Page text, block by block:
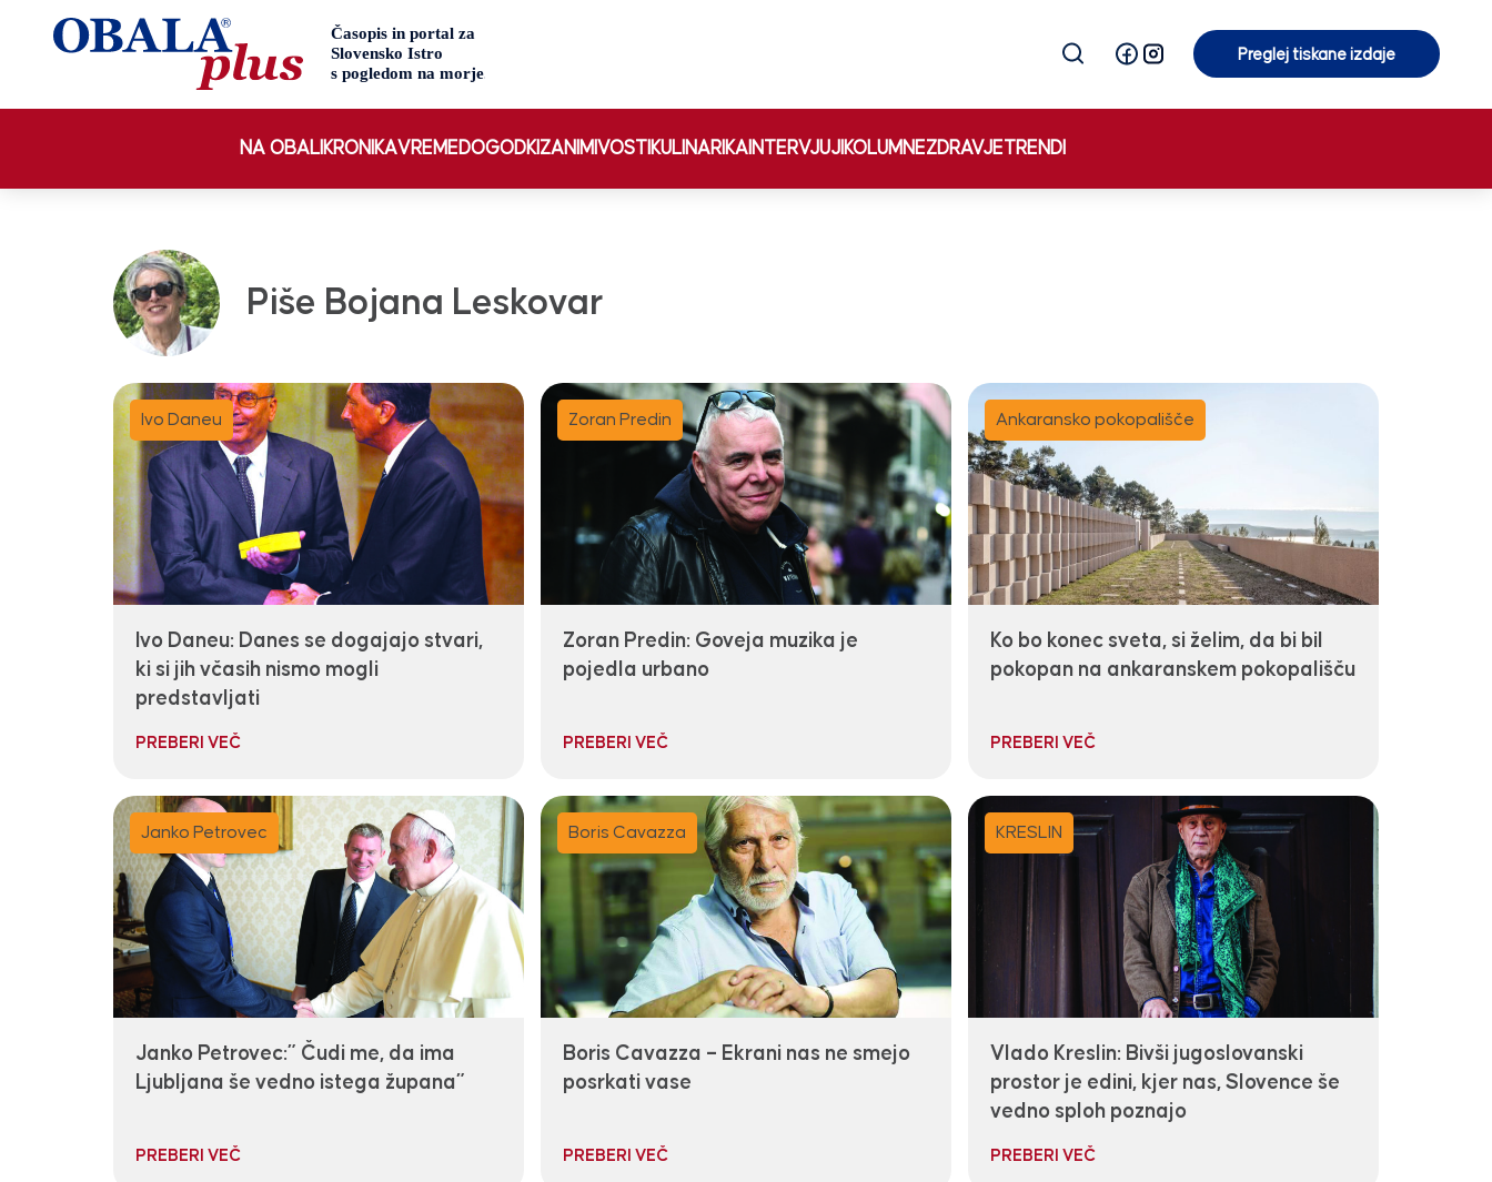
Preglej tiskane izdaje
NA OBALI KRONIKAVREMEDOGODKIZANIMIVOSTI KULINARIKA INTERVJUJI KOLUMNEZDRAVJETRENDI
Piše Bojana Leskovar
Ivo Daneu
Ivo Daneu: Danes se dogajajo stvari,
ki si jih včasih nismo mogli
predstavljati
PREBERI VEČ
Zoran Predin
Zoran Predin: Goveja muzika je
pojedla urbano
PREBERI VEČ
Ankaransko pokopališče
Ko bo konec sveta, si želim, da bi bil
pokopan na ankaranskem pokopališču
PREBERI VEČ
Janko Petrovec
Janko Petrovec:” Čudi me, da ima
Ljubljana še vedno istega župana”
PREBERI VEČ
Boris Cavazza
Boris Cavazza – Ekrani nas ne smejo
posrkati vase
PREBERI VEČ
KRESLIN
Vlado Kreslin: Bivši jugoslovanski
prostor je edini, kjer nas, Slovence še
vedno sploh poznajo
PREBERI VEČ